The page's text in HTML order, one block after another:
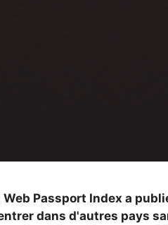
Web Passport Index a
dans d'autres pays